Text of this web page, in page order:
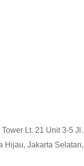
Lt. 21 Unit 3-5 Jl.
Hijau, Jakarta Selatan,